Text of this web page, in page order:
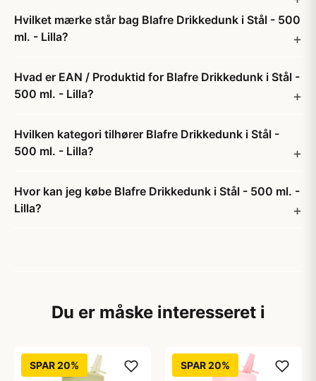
Hvilket mærke står bag Blafre Drikkedunk i Stål - 500
ml. - Lilla?
Hvad er EAN / Produktid for Blafre Drikkedunk i Stål -
500 ml. - Lilla?
Hvilken kategori tilhører Blafre Drikkedunk i Stål -
500 ml. - Lilla?
Hvor kan jeg købe Blafre Drikkedunk i Stål - 500 ml. -
Lilla?
Du er måske interesseret i
SPAR 20% SPAR 20%